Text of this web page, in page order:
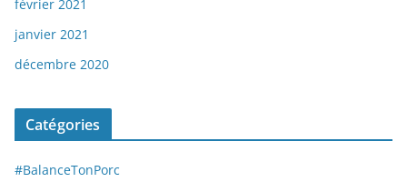
février 2021
janvier 2021
décembre 2020
Catégories
#BalanceTonPorc